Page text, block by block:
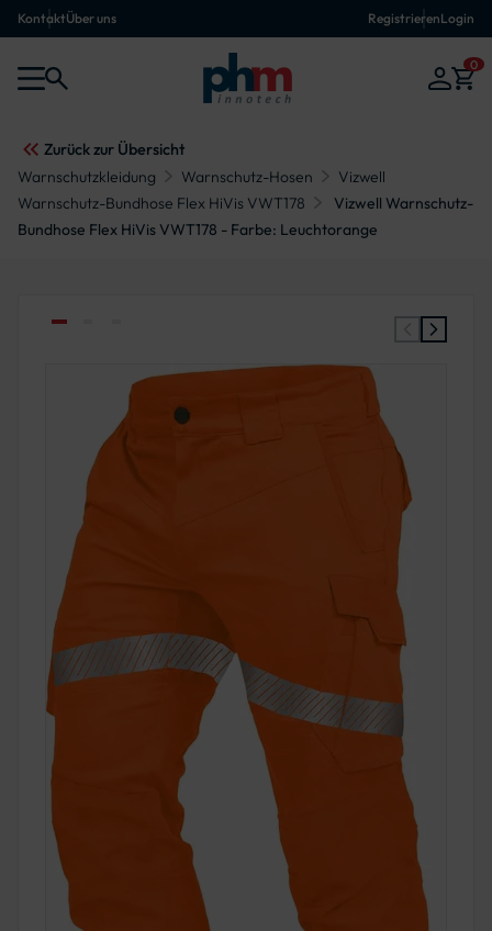
KontaktÜber uns RegistrierenLogin
0
Zurück zur Übersicht
Warnschutzkleidung
Warnschutz-Hosen
Vizwell
Warnschutz-Bundhose Flex HiVis VWT178
Vizwell Warnschutz-
Bundhose Flex HiVis VWT178 - Farbe: Leuchtorange